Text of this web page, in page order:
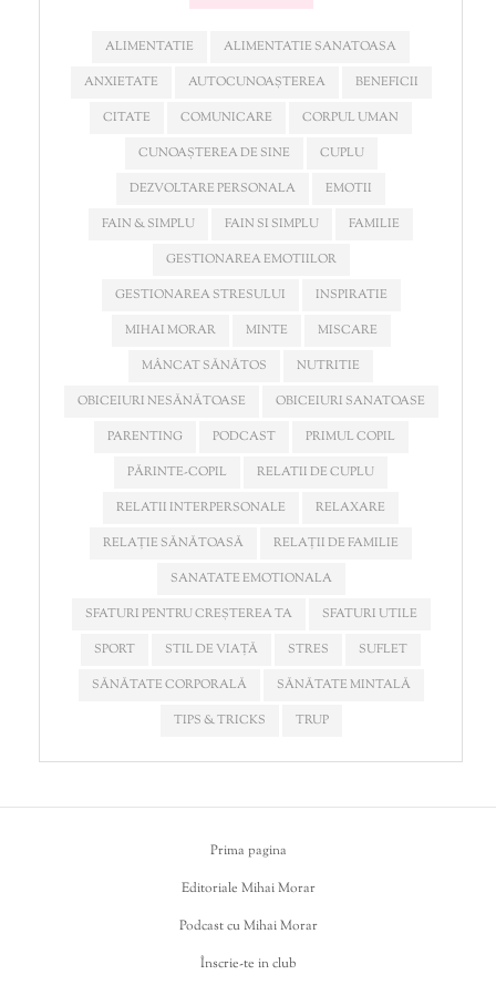
ALIMENTATIE
ALIMENTATIE SANATOASA
ANXIETATE
AUTOCUNOAȘTEREA
BENEFICII
CITATE
COMUNICARE
CORPUL UMAN
CUNOAȘTEREA DE SINE
CUPLU
DEZVOLTARE PERSONALA
EMOTII
FAIN & SIMPLU
FAIN SI SIMPLU
FAMILIE
GESTIONAREA EMOTIILOR
GESTIONAREA STRESULUI
INSPIRATIE
MIHAI MORAR
MINTE
MISCARE
MÂNCAT SĂNĂTOS
NUTRITIE
OBICEIURI NESĂNĂTOASE
OBICEIURI SANATOASE
PARENTING
PODCAST
PRIMUL COPIL
PĂRINTE-COPIL
RELATII DE CUPLU
RELATII INTERPERSONALE
RELAXARE
RELAȚIE SĂNĂTOASĂ
RELAȚII DE FAMILIE
SANATATE EMOTIONALA
SFATURI PENTRU CREȘTEREA TA
SFATURI UTILE
SPORT
STIL DE VIAȚĂ STRES
SUFLET
SĂNĂTATE CORPORALĂ
SĂNĂTATE MINTALĂ
TIPS & TRICKS
TRUP
Prima pagina
Editoriale Mihai Morar
Podcast cu Mihai Morar
Înscrie-te in club